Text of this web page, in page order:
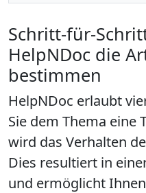
Schritt-für-
HelpNDoc die
bestimmen
HelpNDoc erlaubt
Sie dem Thema eine
wird das Verhalten
Dies resultiert in
und ermöglicht